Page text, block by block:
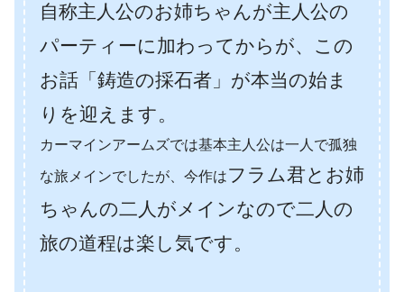
自称主人公のお姉ちゃんが主人公の
パーティーに加わってからが、この
お話「鋳造の採石者」が本当の始ま
りを迎えます。
カーマインアームズでは基本主人公は一人で孤独
な旅メインでしたが、今作はフラム君とお姉
ちゃんの二人がメインなので二人の
旅の道程は楽し気です。